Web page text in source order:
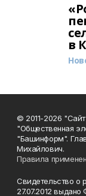
в
© 2011-2026
"Общественная
"Башинформ".
Михайлович.
Правила
Свидетельство
27.07.2012